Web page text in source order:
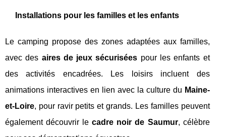
Installations pour les familles et les enfants
Le camping propose des zones adaptées aux familles,
avec des aires de jeux sécurisées pour les enfants et
des activités encadrées. Les loisirs incluent des
animations interactives en lien avec la culture du Maine-
et-Loire, pour ravir petits et grands. Les familles peuvent
également découvrir lecadre noir de Saumur, célèbre